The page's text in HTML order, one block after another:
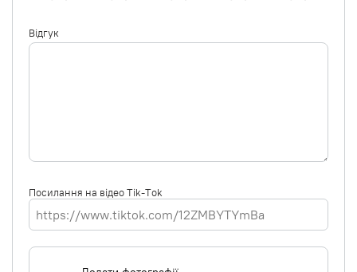
Відгук
Посилання на відео Tik-Tok